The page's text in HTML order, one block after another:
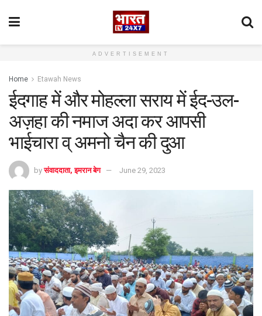
ADVERTISEMENT
Home Etawah News
ईदगाह में और मोहल्ला सराय में ईद-उल-
अज़हा की नमाज अदा कर आपसी
भाईचारा व् अमनो चैन की दुआ
by संवाददाता, इमरान बेग June 29, 2023